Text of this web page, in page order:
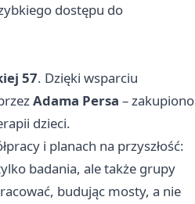
dostępu do
57. Dzięki wsparciu
Adama Persa – zakupiono
dzieci.
i planach na przyszłość:
badania, ale także grupy
budując mosty, a nie